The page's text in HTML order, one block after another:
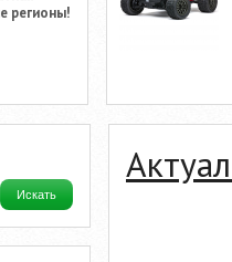
регионы!